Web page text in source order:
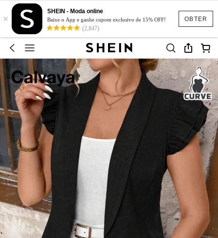
OBTER
×
SHEIN - Moda online
Baixe o App e ganhe cupom exclusivo de 15% OFF!
(2,847)